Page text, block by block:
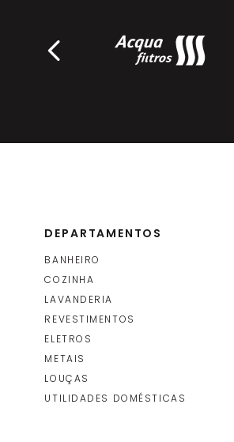
DEPARTAMENTOS
BANHEIRO
COZINHA
LAVANDERIA
REVESTIMENTOS
ELETROS
METAIS
LOUÇAS
UTILIDADES DOMÉSTICAS